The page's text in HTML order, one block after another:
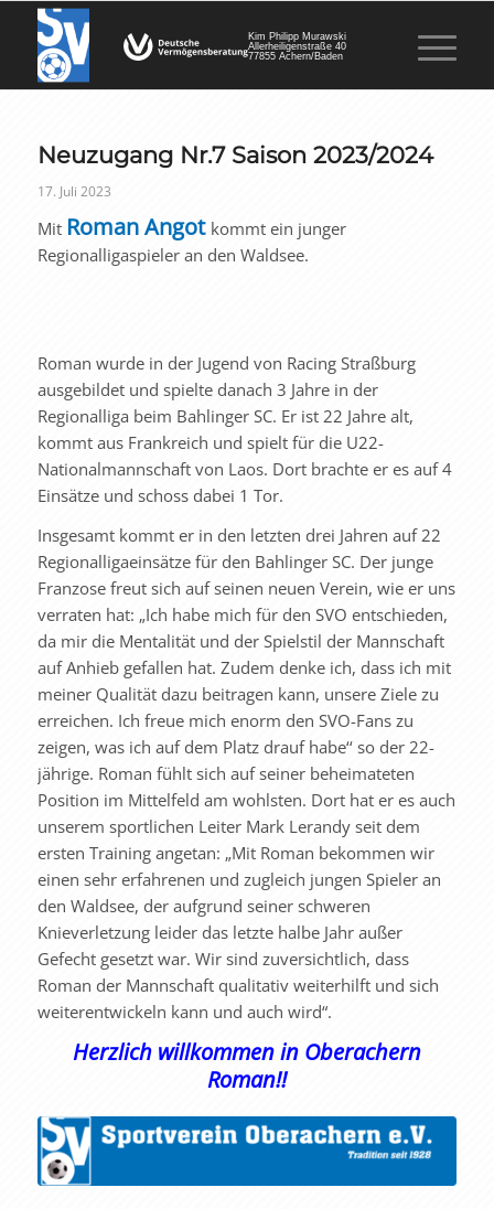
Kim Philipp Murawski
Allerheiligenstraße 40
77855 Achern/Baden
Neuzugang Nr.7 Saison 2023/2024
17. Juli 2023
Mit Roman Angot kommt ein junger
Regionalligaspieler an den Waldsee.
Roman wurde in der Jugend von Racing Straßburg
ausgebildet und spielte danach 3 Jahre in der
Regionalliga beim Bahlinger SC. Er ist 22 Jahre alt,
kommt aus Frankreich und spielt für die U22-
Nationalmannschaft von Laos. Dort brachte er es auf 4
Einsätze und schoss dabei 1 Tor.
Insgesamt kommt er in den letzten drei Jahren auf 22
Regionalligaeinsätze für den Bahlinger SC. Der junge
Franzose freut sich auf seinen neuen Verein, wie er uns
verraten hat: „Ich habe mich für den SVO entschieden,
da mir die Mentalität und der Spielstil der Mannschaft
auf Anhieb gefallen hat. Zudem denke ich, dass ich mit
meiner Qualität dazu beitragen kann, unsere Ziele zu
erreichen. Ich freue mich enorm den SVO-Fans zu
zeigen, was ich auf dem Platz drauf habe‘‘ so der 22-
jährige. Roman fühlt sich auf seiner beheimateten
Position im Mittelfeld am wohlsten. Dort hat er es auch
unserem sportlichen Leiter Mark Lerandy seit dem
ersten Training angetan: „Mit Roman bekommen wir
einen sehr erfahrenen und zugleich jungen Spieler an
den Waldsee, der aufgrund seiner schweren
Knieverletzung leider das letzte halbe Jahr außer
Gefecht gesetzt war. Wir sind zuversichtlich, dass
Roman der Mannschaft qualitativ weiterhilft und sich
weiterentwickeln kann und auch wird“.
Herzlich willkommen in Oberachern
Roman!!